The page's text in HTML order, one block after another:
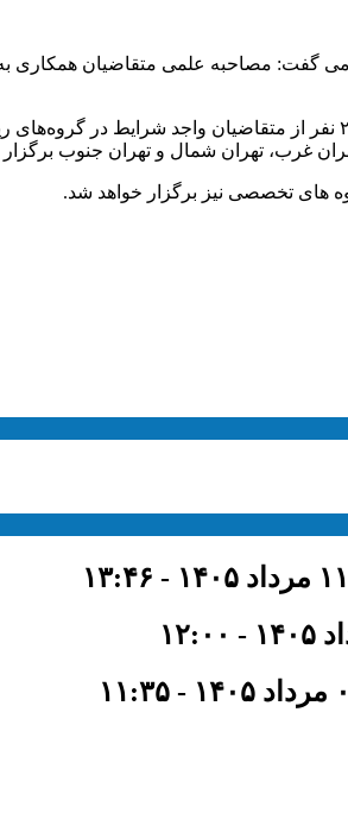
گفت: مصاحبه علمی متقاضیان همکاری
وی افزود: مصاحبه علمی متقاضیان همکاری به عنوان عضو هیات علمی وابسته واحدهای دانشگاه آزاد اسلامی استان تهران
غرب، تهران شمال و تهران جنوب
های تخصصی نیز برگزار خواهد شد.
۱۱ مرداد ۱۴۰۵ - ۱۳:۴۶